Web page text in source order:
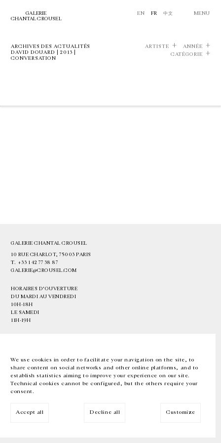
We use cookies in order to facilitate your navigation on the site, to
share content on social networks and other online platforms, and to
establish statistics aiming to improve your experience on our site.
Technical cookies cannot be configured, but the others require your
consent.
Accept all Decline all Customize
GALERIE
CHANTAL CROUSEL
EN FR 中文 MENU
ARCHIVES DES ACTUALITÉS
DAVID DOUARD | 2013 |
CONVERSATION
ARTISTE
ANNÉE
CATÉGORIE
GALERIE CHANTAL CROUSEL
10 RUE CHARLOT, 75003 PARIS
T. +33 1 42 77 38 87
GALERIE@CROUSEL.COM
HORAIRES D'OUVERTURE
DU MARDI AU VENDREDI
10H-18H
LE SAMEDI
11H-19H
EN FR 中文 Facebook Instagram
Inscrivez-vous à notre newsletter